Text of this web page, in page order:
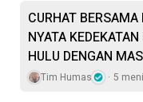
CURHAT
NYATA
HULU DENGAN
Tim Humas 5